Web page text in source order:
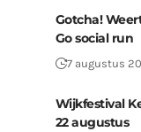
Gotcha!
Go social run
7 augustus
Wijkfestival
22 augustus